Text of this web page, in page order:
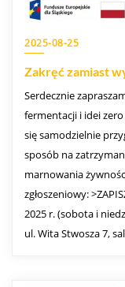
2025-08-25
Zakręć zamiast
Serdecznie
fermentacji i idei
się samodzielnie
sposób na
marnowania
zgłoszeniowy:
2025 r. (sobota i
ul. Wita Stwosza 7,